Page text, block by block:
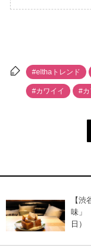
#elthaトレンド
#カワイイ #カ
【
味」
日）